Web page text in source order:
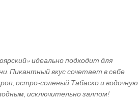
идеально подходит для
Пикантный вкус сочетает в себе
остро-соленый Табаско и водочную
исключительно залпом!